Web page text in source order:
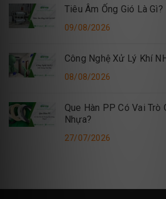
Tiêu Âm Ống Gió Là Gì?
09/08/2026
Công Nghệ Xử Lý Khí
08/08/2026
Que Hàn PP Có Vai Trò
Nhựa?
27/07/2026